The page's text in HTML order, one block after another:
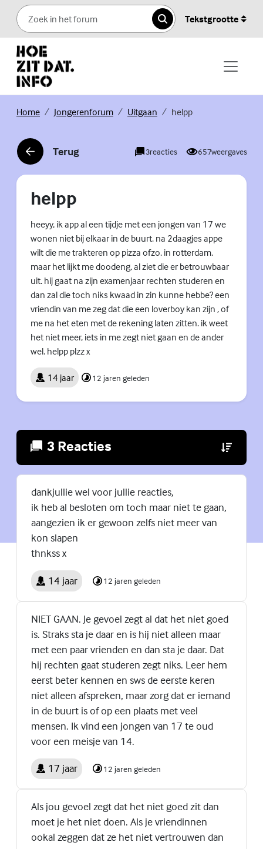
Skip to content
Zoeken
Tekstgrootte
Home(Externe link)
Jongerenforum(Externe link)
Uitgaan (Externe link)
helpp
Terug
(Externe link) 3reacties 657weergaves
helpp
heeyy, ik app al een tijdje met een jongen van 17 we
wonen niet bij elkaar in de buurt. na 2daagjes appe
wilt die me trakteren op pizza ofzo. in rotterdam.
maar het lijkt me doodeng, al ziet die er betrouwbaar
uit. hij gaat na zijn examenjaar rechten studeren en
dan zal die toch niks kwaad in zin kunne hebbe? een
vriendin van me zeg dat die een loverboy kan zijn , of
me na het eten met de rekening laten zitten. ik weet
het niet meer, iets in me zegt niet gaan en de ander
wel. helpp plzz x
14 jaar 12 jaren geleden
3 Reacties (Externe
dankjullie wel voor jullie reacties,
ik heb al besloten om toch maar niet te gaan,
aangezien ik er gewoon zelfs niet meer van
kon slapen
thnkss x
14 jaar 12 jaren geleden
NIET GAAN. Je gevoel zegt al dat het niet goed
is. Straks sta je daar en is hij niet alleen maar
met een paar vrienden en dan sta je daar. Dat
hij rechten gaat studeren zegt niks. Leer hem
eerst beter kennen en sws de eerste keren
niet alleen afspreken, maar zorg dat er iemand
in de buurt is of op een plaats met veel
mensen. Ik vind een jongen van 17 te oud
voor een meisje van 14.
17 jaar 12 jaren geleden
Als jou gevoel zegt dat het niet goed zit dan
moet je het niet doen. Als je vriendinnen
ookal zeggen dat ze het niet vertrouwen dan